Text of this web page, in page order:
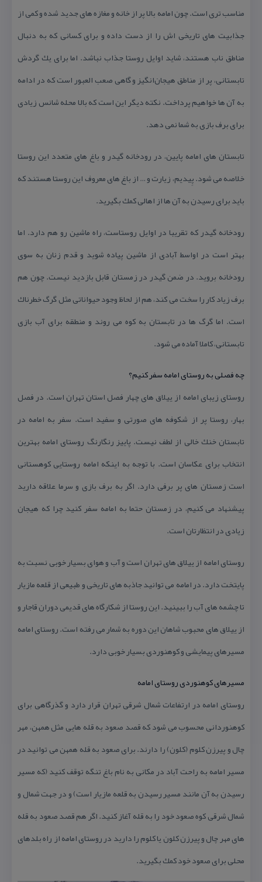
مناسب تری است. چون امامه بالا پر از خانه و مغازه های جدید شده و كمی از
جذابیت های تاریخی اش را از دست داده و برای كسانی كه به دنبال
مناطق ناب هستند، شاید اوایل روستا جذاب نباشد. اما برای یك گردش
تابستانی، پر از مناطق هیجان‌انگیز و گاهی صعب العبور است كه در ادامه
به آن ها خواهیم پرداخت. نكته‌ دیگر این است كه بالا محله شانس زیادی
برای برف بازی به شما نمی دهد.
تابستان های امامه پایین، در رودخانه گیدر و باغ های متعدد این روستا
خلاصه می شود. پِیدیم، زیارت و … از باغ های معروف این روستا هستند كه
باید برای رسیدن به آن ها از اهالی كمك بگیرید.
رودخانه گیدر كه تقریبا در اوایل روستاست، راه ماشین رو هم دارد. اما
بهتر است در اواسط آبادی از ماشین پیاده شوید و قدم زنان به سوی
رودخانه بروید. در ضمن گیدر در زمستان قابل بازدید نیست. چون هم
برف زیاد كار را سخت می كند، هم از لحاظ وجود حیواناتی مثل گرگ خطرناك
است. اما گرگ ها در تابستان به كوه می روند و منطقه برای آب بازی
تابستانی، كاملا آماده می شود.
چه فصلی به روستای امامه سفر كنیم؟
روستای زیبای امامه از ییلاق های چهار فصل استان تهران است. در فصل
بهار، روستا پر از شكوفه های صورتی و سفید است. سفر به امامه در
تابستان خنك خالی از لطف نیست. پاییز رنگارنگ روستای امامه بهترین
انتخاب برای عكاسان است. با توجه به اینكه امامه روستایی كوهستانی
است زمستان های پر برفی دارد. اگر به برف بازی و سرما علاقه دارید
پیشنهاد می كنیم، در زمستان حتما به امامه سفر كنید چرا كه هیجان
زیادی در انتظارتان است.
روستای امامه از ییلاق های تهران است و آب و هوای بسیار خوبی نسبت به
پایتخت دارد. در امامه می توانید جاذبه های تاریخی و طبیعی از قلعه مازیار
تا چشمه های آب را ببینید. این روستا از شكارگاه های قدیمی دوران قاجار و
از ییلاق های محبوب شاهان این دوره به شمار می رفته است. روستای امامه
مسیرهای پیمایشی و كوهنوردی بسیار خوبی دارد.
مسیرهای كوهنوردی روستای امامه
روستای امامه در ارتفاعات شمال شرقی تهران قرار دارد و گذرگاهی برای
كوهنوردانی محسوب می شود كه قصد صعود به قله هایی مثل همهن، مهر
چال و پیرزن كلوم (كلون) را دارند. برای صعود به قله همهن می توانید در
مسیر امامه به راحت آباد در مكانی به نام باغ تنگه توقف كنید (كه مسیر
رسیدن به آن مانند مسیر رسیدن به قلعه مازیار است) و در جهت شمال و
شمال شرقی كوه صعود خود را به قله آغاز كنید. اگر هم قصد صعود به قله
های مهر چال و پیرزن كلون یا كلوم را دارید در روستای امامه از راه بلدهای
محلی برای صعود خود كمك بگیرید.